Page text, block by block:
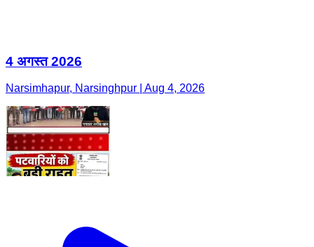
4 अगस्त 2026
Narsimhapur, Narsinghpur | Aug 4, 2026